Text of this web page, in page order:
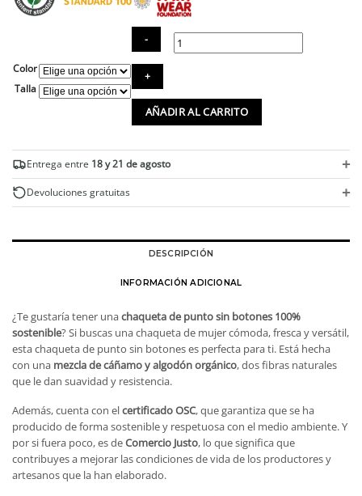
Color
Talla
punto
botones
sostenible
cantidad
AÑADIR AL CARRITO
Entrega entre 18 y 21 de agosto +
Devoluciones gratuitas +
DESCRIPCIÓN
INFORMACIÓN ADICIONAL
¿Te gustaría tener unachaqueta de punto sin botones 100%
sostenible? Si buscas una chaqueta de mujer cómoda, fresca y versátil,
esta chaqueta de punto sin botones es perfecta para ti. Está hecha
con una mezcla de cáñamo y algodón orgánico, dos fibras naturales
que le dan suavidad y resistencia.
Además, cuenta con elcertificado OSC, que garantiza que se ha
producido de forma sostenible y respetuosa con el medio ambiente. Y
por si fuera poco, es deComercio Justo, lo que significa que
contribuyes a mejorar las condiciones de vida de los productores y
artesanos que la han elaborado.